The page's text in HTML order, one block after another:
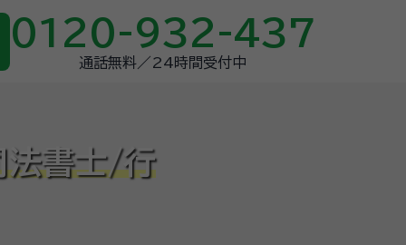
0120-932-437
通話無料／24時間受付中
法書士/行